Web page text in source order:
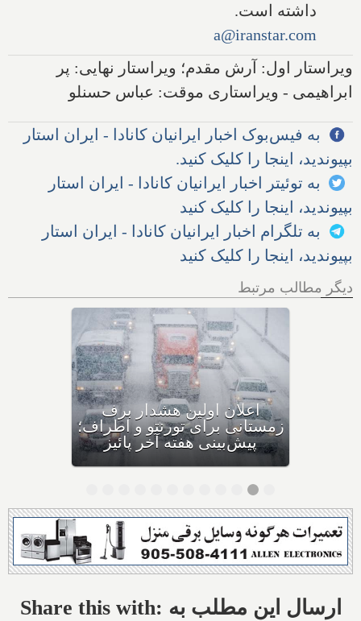
داشته است.
a@iranstar.com
ویراستار اول: آرش مقدم؛ ویراستار نهایی: پر
ابراهیمی - ویراستاری موقت: عباس حسنلو
به فیس‌بوک اخبار ایرانیان کانادا - ایران استار
بپیوندید، اینجا را کلیک کنید.
به توئیتر اخبار ایرانیان کانادا - ایران استار
بپیوندید، اینجا را کلیک کنید
به تلگرام اخبار ایرانیان کانادا - ایران استار
بپیوندید، اینجا را کلیک کنید
دیگر مطالب مرتبط
اولین بارش برف سنگین
زمستانی، مونترال و شرق
کانادا را در نوردید
Share this with: ارسال این مطلب به